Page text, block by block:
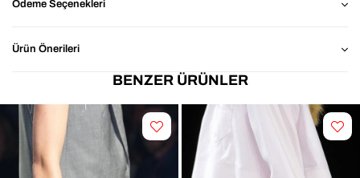
Dayanıklı Kumaş: Yumuşak dokulu dış yüzeyi
yapı.
Şık & Zamansız Tasarım: Bej rengi ile her zevke ve
her stile uyum sağlar
Kolay Kullanım: Geniş hacmi sayesinde rahat
Ödeme Seçenekleri
Ürün Önerileri
BENZER ÜRÜNLER